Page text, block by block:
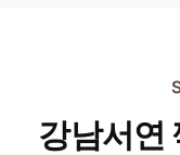
강남서연